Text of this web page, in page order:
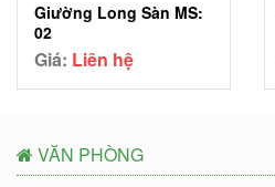
Giường Long Sàn MS:
02
Giá: Liên hệ
VĂN PHÒNG